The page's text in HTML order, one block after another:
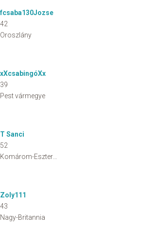
fcsaba130Jozse
42
Oroszlány
xXcsabingóXx
39
Pest vármegye
T Sanci
52
Zoly111
43
Nagy-Britannia